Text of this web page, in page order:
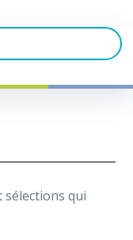
sélections qui